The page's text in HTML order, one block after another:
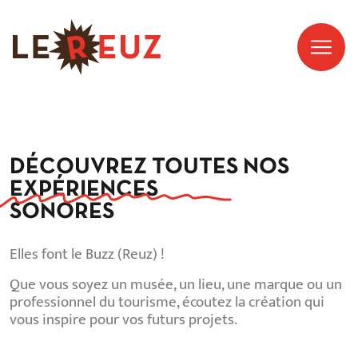
DÉCOUVREZ TOUTES NOS
EXPÉRIENCES
SONORES
Elles font le Buzz (Reuz) !
Que vous soyez un musée, un lieu, une marque ou un
professionnel du tourisme, écoutez la création qui
vous inspire pour vos futurs projets.